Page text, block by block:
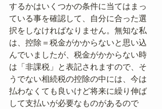
するかはいくつかの条件に当てはまっ
ている事を確認して、自分に合った選
択をしなければなりません。無知な私
は、控除＝税金がかからないと思い込
んでいましたが、税金がかからない時
は「非課税」と表記されますので、そ
うでない相続税の控除の中には、今は
払わなくても良いけど将来に繰り伸ば
して支払いが必要なものがあるので